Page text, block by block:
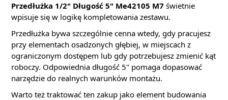
Przedłużka 1/2" Długość 5" Me42105 M7 świetnie
wpisuje się w logikę kompletowania zestawu.
Przedłużka bywa szczególnie cenna wtedy, gdy pracujesz
przy elementach osadzonych głębiej, w miejscach z
ograniczonym dostępem lub gdy potrzebujesz zmienić kąt
roboczy. Odpowiednia długość 5" pomaga dopasować
narzędzie do realnych warunków montażu.
Warto też traktować ten zakup jako element budowania